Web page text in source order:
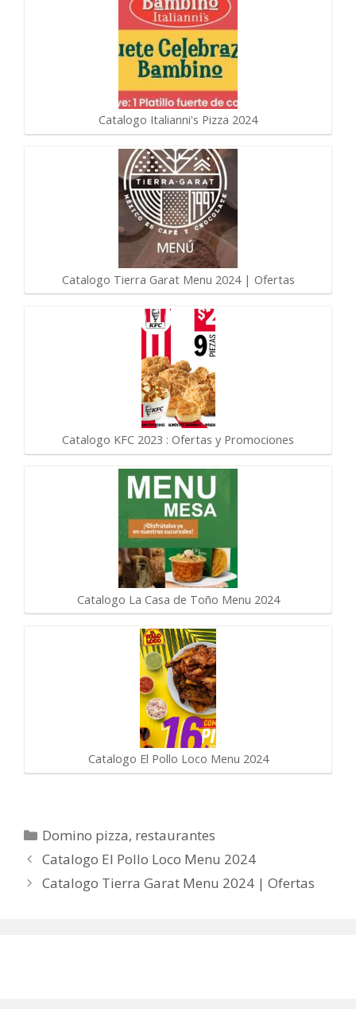
Catalogo Italianni's Pizza 2024
Catalogo Tierra Garat Menu 2024 | Ofertas
Catalogo KFC 2023 : Ofertas y Promociones
Catalogo La Casa de Toño Menu 2024
Catalogo El Pollo Loco Menu 2024
Categorías
Domino pizza, restaurantes
Catalogo El Pollo Loco Menu 2024
Catalogo Tierra Garat Menu 2024 | Ofertas